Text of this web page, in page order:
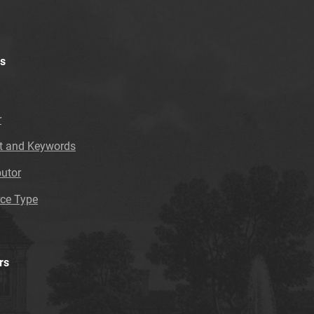
Robotniczego Zakładów Azotowych im.
Feliksa Dzierżyńskiego. 1967, nr 37
Robotniczego Zakładów Azotowych im.
and Keywords
Type